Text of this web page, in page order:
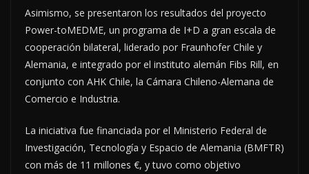
Asimismo, se presentaron los resultados del proyecto
Power-toMEDME, un programa de I+D a gran escala de
cooperación bilateral, liderado por Fraunhofer Chile y
Alemania, e integrado por el instituto alemán Fibs Rill, en
conjunto con AHK Chile, la Cámara Chileno-Alemana de
Comercio e Industria.
La iniciativa fue financiada por el Ministerio Federal de
Investigación, Tecnología y Espacio de Alemania (BMFTR)
con más de 11 millones €, y tuvo como objetivo